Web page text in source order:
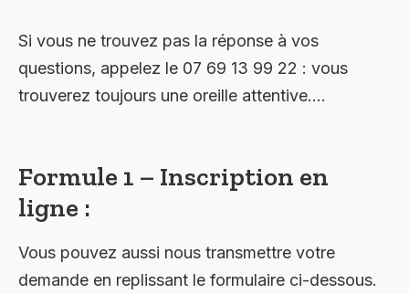
Si vous ne trouvez pas la réponse à vos
questions, appelez le 07 69 13 99 22 : vous
trouverez toujours une oreille attentive….
Formule 1 – Inscription en
ligne :
Vous pouvez aussi nous transmettre votre
demande en replissant le formulaire ci-dessous.